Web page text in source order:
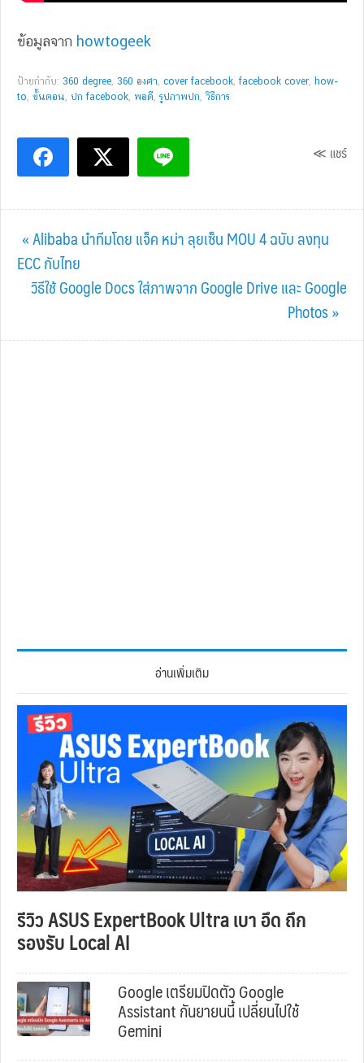
ข้อมูลจาก howtogeek
ป้ายกำกับ: 360 degree, 360 องศา, cover facebook,facebook cover, how-
to, ขั้นตอน, ปก facebook, พอดี, รูปภาพปก,วิธีการ
≪ แชร์
Previous
Post:
« Alibaba นำทีมโดย แจ็ค หม่า ลุยเซ็น MOU 4 ฉบับ ลงทุน
ECC กับไทย
Next
วิธีใช้ Google Docs ใส่ภาพจาก Google Drive และ Google
Photos »
อ่านเพิ่มเติม
รีวิว ASUS ExpertBook Ultra เบา อึด ถึก
รองรับ Local AI
Google เตรียมปิดตัว Google
Assistant กันยายนนี้ เปลี่ยนไปใช้
Gemini